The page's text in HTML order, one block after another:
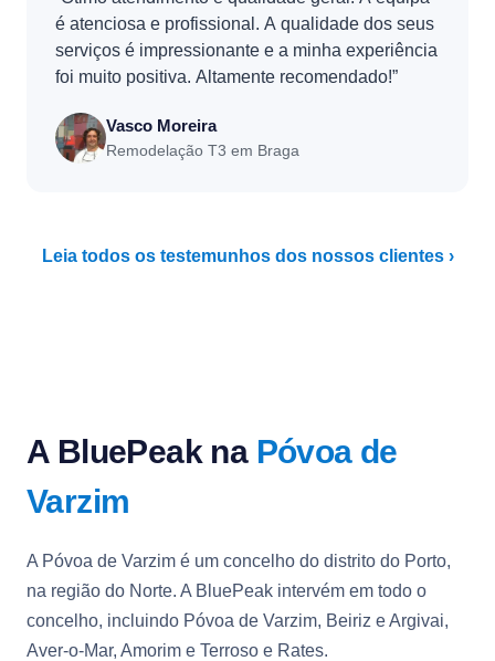
é atenciosa e profissional. A qualidade dos seus
serviços é impressionante e a minha experiência
foi muito positiva. Altamente recomendado!”
Vasco Moreira
Remodelação T3 em Braga
Leia todos os testemunhos dos nossos clientes ›
A BluePeak na Póvoa de
Varzim
A Póvoa de Varzim é um concelho do distrito do Porto,
na região do Norte. A BluePeak intervém em todo o
concelho, incluindo Póvoa de Varzim, Beiriz e Argivai,
Aver-o-Mar, Amorim e Terroso e Rates.